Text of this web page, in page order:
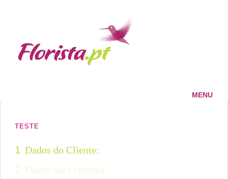
MENU
FLORISTA
PAGAMENTOS
ENTREGAS
TESTE
1 Dados do Cliente:
2 Dados para entrega: